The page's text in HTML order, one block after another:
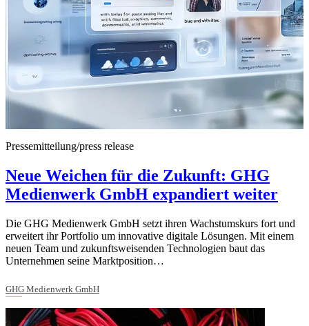
Pressemitteilung/press release
Neue Weichen für die Zukunft: GHG
Medienwerk GmbH expandiert weiter
Die GHG Medienwerk GmbH setzt ihren Wachstumskurs fort und
erweitert ihr Portfolio um innovative digitale Lösungen. Mit einem
neuen Team und zukunftsweisenden Technologien baut das
Unternehmen seine Marktposition…
GHG Medienwerk GmbH